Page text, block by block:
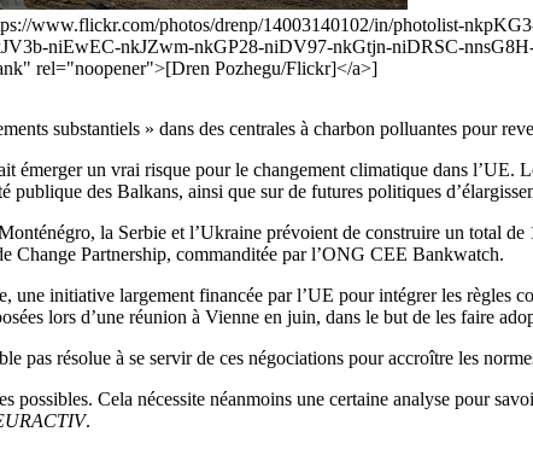
www.flickr.com/photos/drenp/14003140102/in/photolist-
niEwEC-nkJZwm-nkGP28-niDV97-nkGtjn-niDRSC-
rel="noopener">[Dren Pozhegu/Flickr]</a>]
substantiels » dans des centrales à charbon polluantes pour
émerger un vrai risque pour le changement climatique dans l’UE.
publique des Balkans, ainsi que sur de futures politiques
la Serbie et l’Ukraine prévoient de construire un total
Change Partnership, commanditée par l’ONG CEE Bankwatch.
une initiative largement financée par l’UE pour intégrer les règles
lors d’une réunion à Vienne en juin, dans le but de les faire
pas résolue à se servir de ces négociations pour accroître les
possibles. Cela nécessite néanmoins une certaine analyse pour
.